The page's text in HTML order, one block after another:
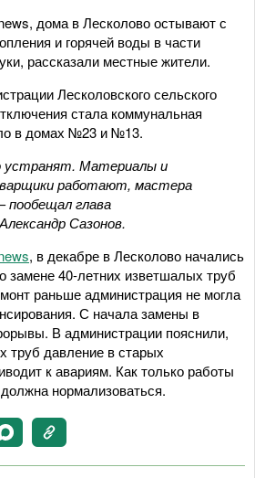
дома в Лесколово остывают с
и горячей воды в части
рассказали местные жители.
Лесколовского сельского
стала коммунальная
в домах №23 и №13.
устранят. Материалы и
работают, мастера
глава
Сазонов.
, в декабре в Лесколово начались
40-летних изветшалых труб
раньше администрация не могла
С начала замены в
В администрации пояснили,
труб давление в старых
к авариям. Как только работы
нормализоваться.